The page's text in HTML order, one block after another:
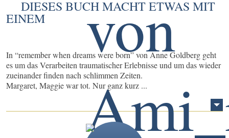
DIESES BUCH MACHT ETWAS MIT
EINEM
In “remember when dreams were born” von Anne Goldberg geht
es um das Verarbeiten traumatischer Erlebnisse und um das wieder
zueinander finden nach schlimmen Zeiten.
Margaret, Maggie war tot. Nur ganz kurz ...